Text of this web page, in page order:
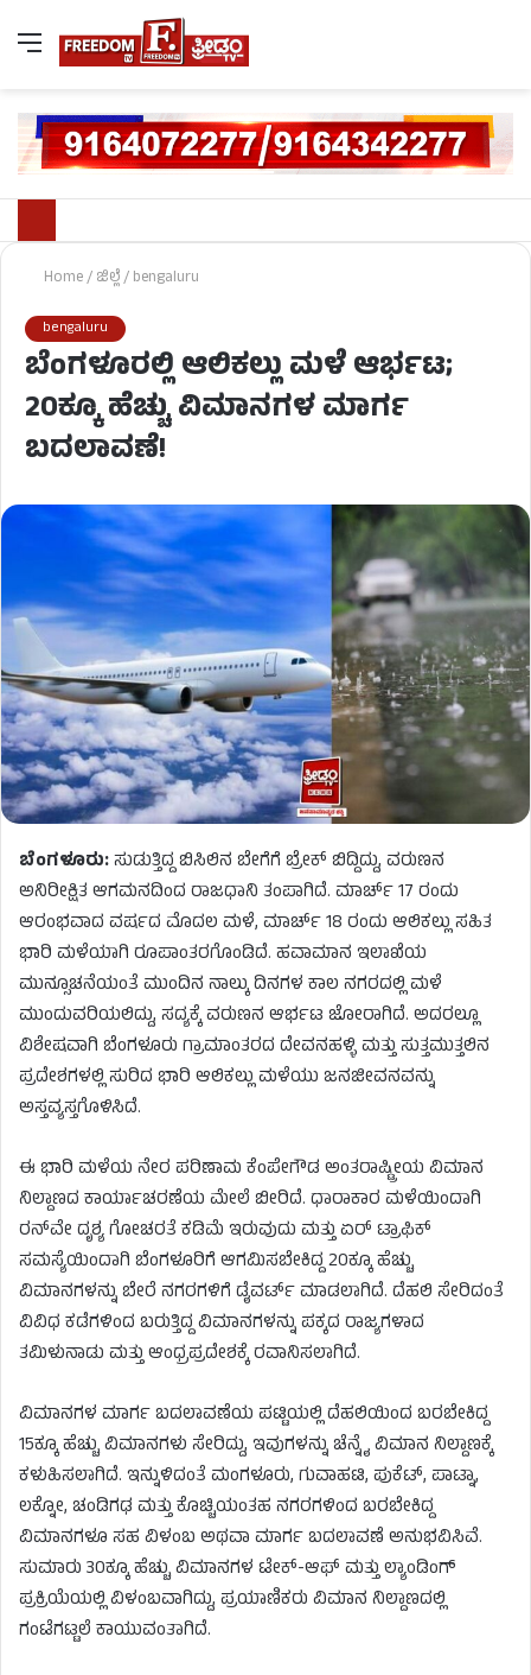
Home/ಜಿಲ್ಲೆ/bengaluru
bengaluru
ಬೆಂಗಳೂರಲ್ಲಿ ಆಲಿಕಲ್ಲು ಮಳೆ ಆರ್ಭಟ;
20ಕ್ಕೂ ಹೆಚ್ಚು ವಿಮಾನಗಳ ಮಾರ್ಗ
ಬದಲಾವಣೆ!
ಬೆಂಗಳೂರು:ಸುಡುತ್ತಿದ್ದ ಬಿಸಿಲಿನ ಬೇಗೆಗೆ ಬ್ರೇಕ್ ಬಿದ್ದಿದ್ದು, ವರುಣನ
ಅನಿರೀಕ್ಷಿತ ಆಗಮನದಿಂದ ರಾಜಧಾನಿ ತಂಪಾಗಿದೆ. ಮಾರ್ಚ್ 17 ರಂದು
ಆರಂಭವಾದ ವರ್ಷದ ಮೊದಲ ಮಳೆ, ಮಾರ್ಚ್ 18 ರಂದು ಆಲಿಕಲ್ಲು ಸಹಿತ
ಭಾರಿ ಮಳೆಯಾಗಿ ರೂಪಾಂತರಗೊಂಡಿದೆ. ಹವಾಮಾನ ಇಲಾಖೆಯ
ಮುನ್ಸೂಚನೆಯಂತೆ ಮುಂದಿನ ನಾಲ್ಕು ದಿನಗಳ ಕಾಲ ನಗರದಲ್ಲಿ ಮಳೆ
ಮುಂದುವರಿಯಲಿದ್ದು, ಸದ್ಯಕ್ಕೆ ವರುಣನ ಆರ್ಭಟ ಜೋರಾಗಿದೆ. ಅದರಲ್ಲೂ
ವಿಶೇಷವಾಗಿ ಬೆಂಗಳೂರು ಗ್ರಾಮಾಂತರದ ದೇವನಹಳ್ಳಿ ಮತ್ತು ಸುತ್ತಮುತ್ತಲಿನ
ಪ್ರದೇಶಗಳಲ್ಲಿ ಸುರಿದ ಭಾರಿ ಆಲಿಕಲ್ಲು ಮಳೆಯು ಜನಜೀವನವನ್ನು
ಅಸ್ತವ್ಯಸ್ತಗೊಳಿಸಿದೆ.
ಈ ಭಾರಿ ಮಳೆಯ ನೇರ ಪರಿಣಾಮ ಕೆಂಪೇಗೌಡ ಅಂತರಾಷ್ಟ್ರೀಯ ವಿಮಾನ
ನಿಲ್ದಾಣದ ಕಾರ್ಯಾಚರಣೆಯ ಮೇಲೆ ಬೀರಿದೆ. ಧಾರಾಕಾರ ಮಳೆಯಿಂದಾಗಿ
ರನ್‌ವೇ ದೃಶ್ಯ ಗೋಚರತೆ ಕಡಿಮೆ ಇರುವುದು ಮತ್ತು ಏರ್ ಟ್ರಾಫಿಕ್
ಸಮಸ್ಯೆಯಿಂದಾಗಿ ಬೆಂಗಳೂರಿಗೆ ಆಗಮಿಸಬೇಕಿದ್ದ 20ಕ್ಕೂ ಹೆಚ್ಚು
ವಿಮಾನಗಳನ್ನು ಬೇರೆ ನಗರಗಳಿಗೆ ಡೈವರ್ಟ್ ಮಾಡಲಾಗಿದೆ. ದೆಹಲಿ ಸೇರಿದಂತೆ
ವಿವಿಧ ಕಡೆಗಳಿಂದ ಬರುತ್ತಿದ್ದ ವಿಮಾನಗಳನ್ನು ಪಕ್ಕದ ರಾಜ್ಯಗಳಾದ
ತಮಿಳುನಾಡು ಮತ್ತು ಆಂಧ್ರಪ್ರದೇಶಕ್ಕೆ ರವಾನಿಸಲಾಗಿದೆ.
ವಿಮಾನಗಳ ಮಾರ್ಗ ಬದಲಾವಣೆಯ ಪಟ್ಟಿಯಲ್ಲಿ ದೆಹಲಿಯಿಂದ ಬರಬೇಕಿದ್ದ
15ಕ್ಕೂ ಹೆಚ್ಚು ವಿಮಾನಗಳು ಸೇರಿದ್ದು, ಇವುಗಳನ್ನು ಚೆನ್ನೈ ವಿಮಾನ ನಿಲ್ದಾಣಕ್ಕೆ
ಕಳುಹಿಸಲಾಗಿದೆ. ಇನ್ನುಳಿದಂತೆ ಮಂಗಳೂರು, ಗುವಾಹಟಿ, ಪುಕೆಟ್, ಪಾಟ್ನಾ,
ಲಕ್ನೋ, ಚಂಡಿಗಢ ಮತ್ತು ಕೊಚ್ಚಿಯಂತಹ ನಗರಗಳಿಂದ ಬರಬೇಕಿದ್ದ
ವಿಮಾನಗಳೂ ಸಹ ವಿಳಂಬ ಅಥವಾ ಮಾರ್ಗ ಬದಲಾವಣೆ ಅನುಭವಿಸಿವೆ.
ಸುಮಾರು 30ಕ್ಕೂ ಹೆಚ್ಚು ವಿಮಾನಗಳ ಟೇಕ್-ಆಫ್ ಮತ್ತು ಲ್ಯಾಂಡಿಂಗ್
ಪ್ರಕ್ರಿಯೆಯಲ್ಲಿ ವಿಳಂಬವಾಗಿದ್ದು, ಪ್ರಯಾಣಿಕರು ವಿಮಾನ ನಿಲ್ದಾಣದಲ್ಲಿ
ಗಂಟೆಗಟ್ಟಲೆ ಕಾಯುವಂತಾಗಿದೆ.